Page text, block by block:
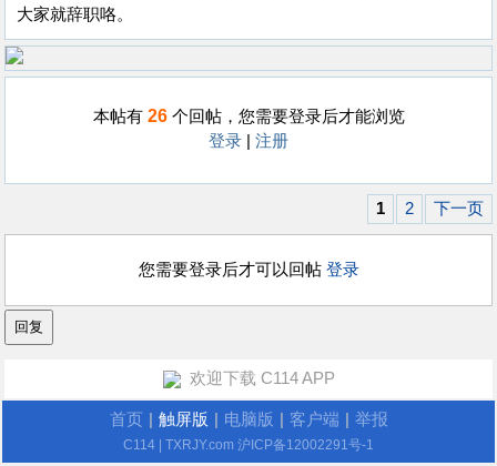
大家就辞职咯。
本帖有 26个回帖，您需要登录后才能浏览
登录
注册
1 2 下一页
您需要登录后才可以回帖 登录
欢迎下载 C114 APP
首页 触屏版 电脑版 客户端 举报
C114 | TXRJY.com 沪ICP备12002291号-1